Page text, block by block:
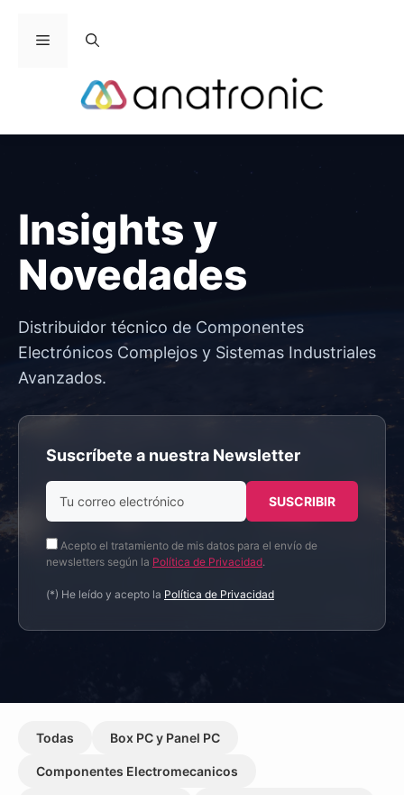
Menú
Insights y
Novedades
Distribuidor técnico de Componentes
Electrónicos Complejos y Sistemas Industriales
Avanzados.
Suscríbete a nuestra Newsletter
Acepto el tratamiento de mis datos para el envío de
newsletters según la Política de Privacidad.
(*) He leído y acepto la Política de Privacidad
Todas Box PC y Panel PC
Componentes Electromecanicos